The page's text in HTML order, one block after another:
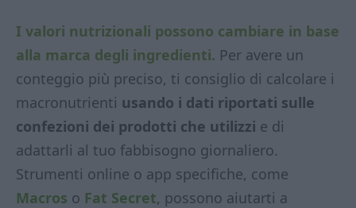
I valori nutrizionali possono cambiare in base
alla marca degli ingredienti. Per avere un
conteggio più preciso, ti consiglio di calcolare i
macronutrienti usando i dati riportati sulle
confezioni dei prodotti che utilizzi e di
adattarli al tuo fabbisogno giornaliero.
Strumenti online o app specifiche, come
Macros o Fat Secret, possono aiutarti a